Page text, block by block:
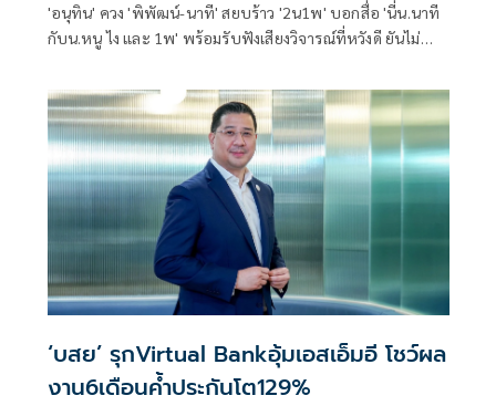
'อนุทิน' ควง 'พิพัฒน์-นาที' สยบร้าว '2น1พ' บอกสื่อ 'นี่น.นาที
กับน.หนู ไง และ 1พ' พร้อมรับฟังเสียงวิจารณ์ที่หวังดี ยันไม่
‘บสย’ รุกVirtual Bankอุ้มเอสเอ็มอี โชว์ผล
งาน6เดือนค้ำประกันโต129%